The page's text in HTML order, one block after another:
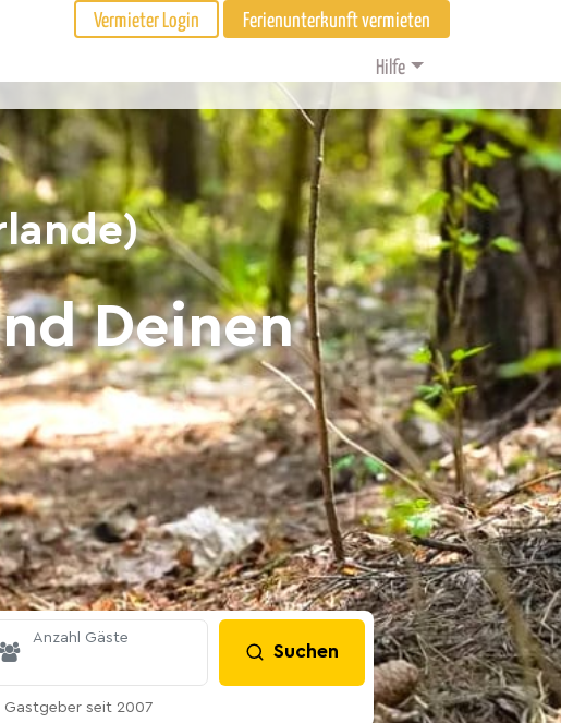
Vermieter Login Ferienunterkunft vermieten
Hilfe
Deinen
Anzahl Gäste
Suchen
Gastgeber seit 2007